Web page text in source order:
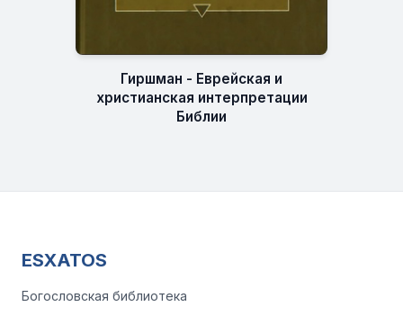
Гиршман - Еврейская и
христианская интерпретации
Библии
ESXATOS
Богословская библиотека